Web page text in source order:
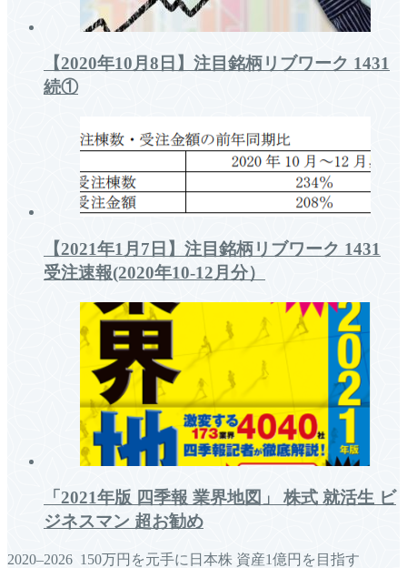
【2020年10月8日】注目銘柄リブワーク 1431
続①
【2021年1月7日】注目銘柄リブワーク 1431
受注速報(2020年10-12月分）
「2021年版 四季報 業界地図」 株式 就活生 ビ
ジネスマン 超お勧め
2020–2026 150万円を元手に日本株 資産1億円を目指す